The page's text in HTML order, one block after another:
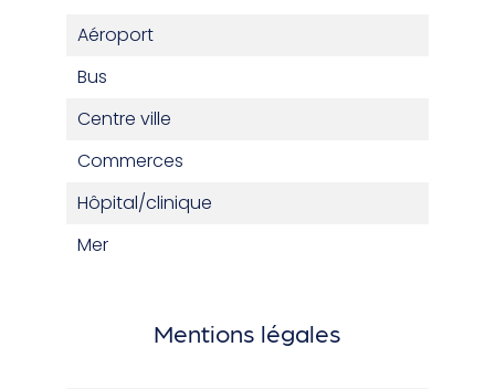
Aéroport
Bus
Centre ville
Commerces
Hôpital/clinique
Mer
Mentions légales